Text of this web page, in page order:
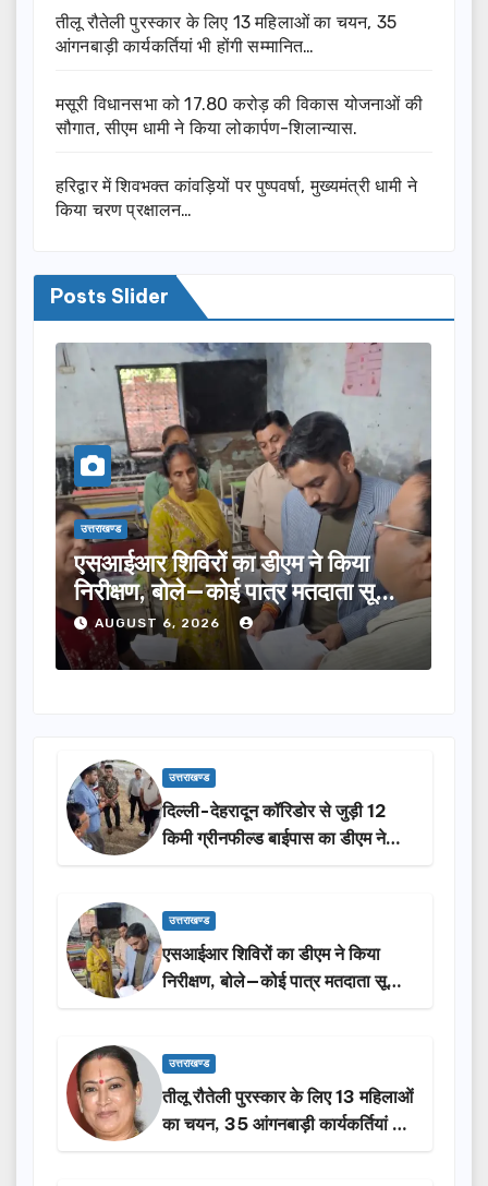
तीलू रौतेली पुरस्कार के लिए 13 महिलाओं का चयन, 35
आंगनबाड़ी कार्यकर्तियां भी होंगी सम्मानित…
मसूरी विधानसभा को 17.80 करोड़ की विकास योजनाओं की
सौगात, सीएम धामी ने किया लोकार्पण-शिलान्यास.
हरिद्वार में शिवभक्त कांवड़ियों पर पुष्पवर्षा, मुख्यमंत्री धामी ने
किया चरण प्रक्षालन…
Posts Slider
उत्तराखण्ड
एसआईआर शिविरों का डीएम ने किया
निरीक्षण, बोले—कोई पात्र मतदाता सूची
से न छूटे…
AUGUST 6, 2026
उत्तराखण्ड
दिल्ली-देहरादून कॉरिडोर से जुड़ी 12
किमी ग्रीनफील्ड बाईपास का डीएम ने
किया निरीक्षण…
उत्तराखण्ड
एसआईआर शिविरों का डीएम ने किया
निरीक्षण, बोले—कोई पात्र मतदाता सूची
से न छूटे…
उत्तराखण्ड
तीलू रौतेली पुरस्कार के लिए 13 महिलाओं
का चयन, 35 आंगनबाड़ी कार्यकर्तियां भी
होंगी सम्मानित…